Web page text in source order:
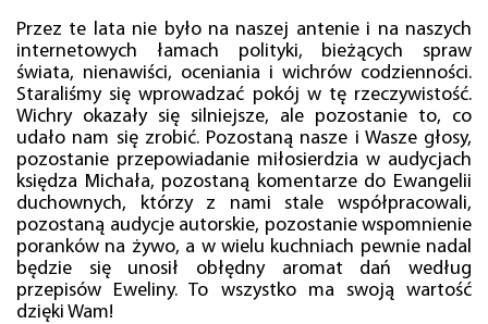
Przez te lata nie było na naszej antenie i na naszych
internetowych łamach polityki, bieżących spraw
świata, nienawiści, oceniania i wichrów codzienności.
Staraliśmy się wprowadzać pokój w tę rzeczywistość.
Wichry okazały się silniejsze, ale pozostanie to, co
udało nam się zrobić. Pozostaną nasze i Wasze głosy,
pozostanie przepowiadanie miłosierdzia w audycjach
księdza Michała, pozostaną komentarze do Ewangelii
duchownych, którzy z nami stale współpracowali,
pozostaną audycje autorskie, pozostanie wspomnienie
poranków na żywo, a w wielu kuchniach pewnie nadal
będzie się unosił obłędny aromat dań według
przepisów Eweliny. To wszystko ma swoją wartość
dzięki Wam!